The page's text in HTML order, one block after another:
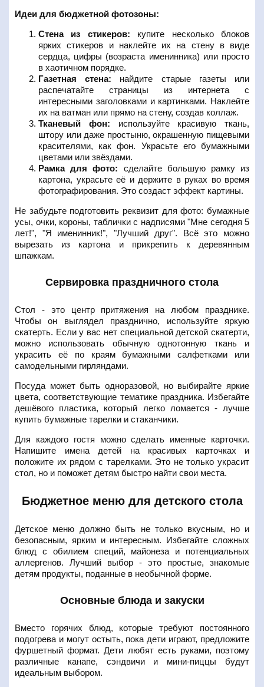
Идеи для бюджетной фотозоны:
Стена из стикеров: купите несколько блоков
ярких стикеров и наклейте их на стену в виде
сердца, цифры (возраста именинника) или просто
в хаотичном порядке.
Газетная стена: найдите старые газеты или
распечатайте страницы из интернета с
интересными заголовками и картинками. Наклейте
их на ватман или прямо на стену, создав коллаж.
Тканевый фон: используйте красивую ткань,
штору или даже простыню, окрашенную пищевыми
красителями, как фон. Украсьте его бумажными
цветами или звёздами.
Рамка для фото: сделайте большую рамку из
картона, украсьте её и держите в руках во время
фотографирования. Это создаст эффект картины.
Не забудьте подготовить реквизит для фото: бумажные
усы, очки, короны, таблички с надписями "Мне сегодня 5
лет!", "Я именинник!", "Лучший друг". Всё это можно
вырезать из картона и прикрепить к деревянным
шпажкам.
Сервировка праздничного стола
Стол - это центр притяжения на любом празднике.
Чтобы он выглядел празднично, используйте яркую
скатерть. Если у вас нет специальной детской скатерти,
можно использовать обычную однотонную ткань и
украсить её по краям бумажными салфетками или
самодельными гирляндами.
Посуда может быть одноразовой, но выбирайте яркие
цвета, соответствующие тематике праздника. Избегайте
дешёвого пластика, который легко ломается - лучше
купить бумажные тарелки и стаканчики.
Для каждого гостя можно сделать именные карточки.
Напишите имена детей на красивых карточках и
положите их рядом с тарелками. Это не только украсит
стол, но и поможет детям быстро найти свои места.
Бюджетное меню для детского стола
Детское меню должно быть не только вкусным, но и
безопасным, ярким и интересным. Избегайте сложных
блюд с обилием специй, майонеза и потенциальных
аллергенов. Лучший выбор - это простые, знакомые
детям продукты, поданные в необычной форме.
Основные блюда и закуски
Вместо горячих блюд, которые требуют постоянного
подогрева и могут остыть, пока дети играют, предложите
фуршетный формат. Дети любят есть руками, поэтому
различные канапе, сэндвичи и мини-пиццы будут
идеальным выбором.